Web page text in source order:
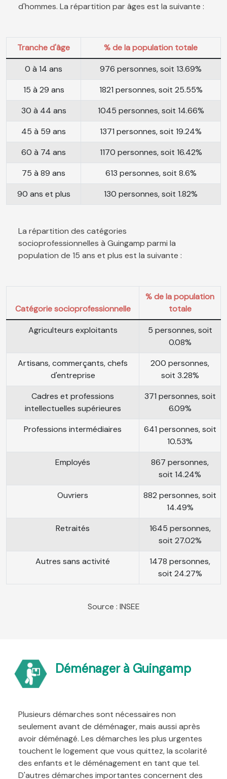
d'hommes. La répartition par âges est la suivante :
Tranche d'âge
% de la population totale
0 à 14 ans
976 personnes, soit 13.69%
15 à 29 ans
1821 personnes, soit 25.55%
30 à 44 ans
1045 personnes, soit 14.66%
45 à 59 ans
1371 personnes, soit 19.24%
60 à 74 ans
1170 personnes, soit 16.42%
75 à 89 ans
613 personnes, soit 8.6%
90 ans et plus
130 personnes, soit 1.82%
La répartition des catégories
socioprofessionnelles à Guingamp parmi la
population de 15 ans et plus est la suivante :
Catégorie socioprofessionnelle
% de la population
totale
Agriculteurs exploitants
5 personnes, soit
0.08%
Artisans, commerçants, chefs
d'entreprise
200 personnes,
soit 3.28%
Cadres et professions
intellectuelles supérieures
371 personnes, soit
6.09%
Professions intermédiaires
641 personnes, soit
10.53%
Employés
867 personnes,
soit 14.24%
Ouvriers
882 personnes, soit
14.49%
Retraités
1645 personnes,
soit 27.02%
Autres sans activité
1478 personnes,
soit 24.27%
Source : INSEE
Déménager à Guingamp
Plusieurs démarches sont nécessaires non
seulement avant de déménager, mais aussi après
avoir déménagé. Les démarches les plus urgentes
touchent le logement que vous quittez, la scolarité
des enfants et le déménagement en tant que tel.
D'autres démarches importantes concernent des